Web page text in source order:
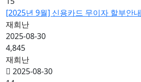
[2025년 9월] 신용카드 무이자 할부안내
재희난
2025-08-30
4,845
재희난
2025-08-30